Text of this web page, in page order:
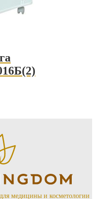
медицины и косметологии